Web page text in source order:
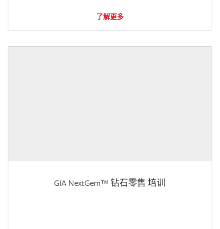
了解更多
GIA NextGem™ 钻石零售 培训